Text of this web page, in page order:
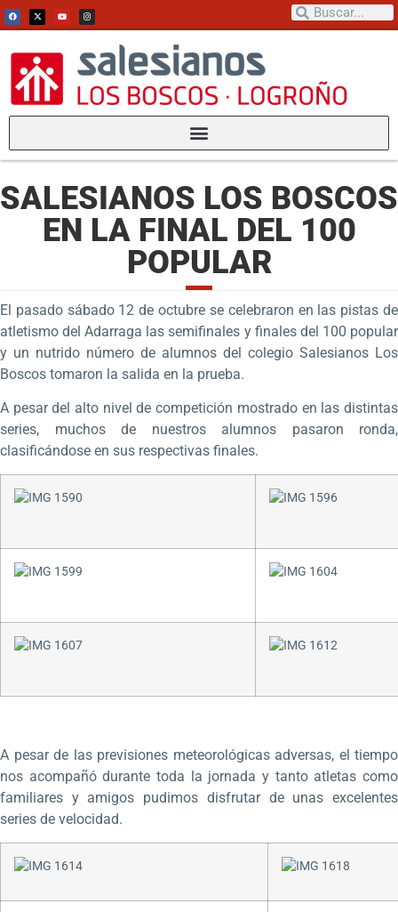
SALESIANOS LOS BOSCOS
EN LA FINAL DEL 100
POPULAR
El pasado sábado 12 de octubre se celebraron en las pistas de
atletismo del Adarraga las semifinales y finales del 100 popular
y un nutrido número de alumnos del colegio Salesianos Los
Boscos tomaron la salida en la prueba.
A pesar del alto nivel de competición mostrado en las distintas
series, muchos de nuestros alumnos pasaron ronda,
clasificándose en sus respectivas finales.
A pesar de las previsiones meteorológicas adversas, el tiempo
nos acompañó durante toda la jornada y tanto atletas como
familiares y amigos pudimos disfrutar de unas excelentes
series de velocidad.